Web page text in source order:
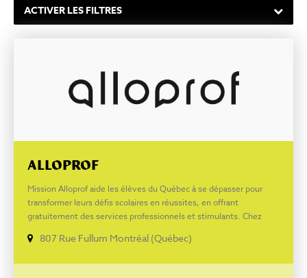
ACTIVER LES FILTRES
ALLOPROF
Mission Alloprof aide les élèves du Québec à se dépasser pour
transformer leurs défis scolaires en réussites, en offrant
gratuitement des services professionnels et stimulants. Chez
dividendes versés sont le cumul de leurs réussites! Notre mission
807 Rue Fullum Montréal (Québec)